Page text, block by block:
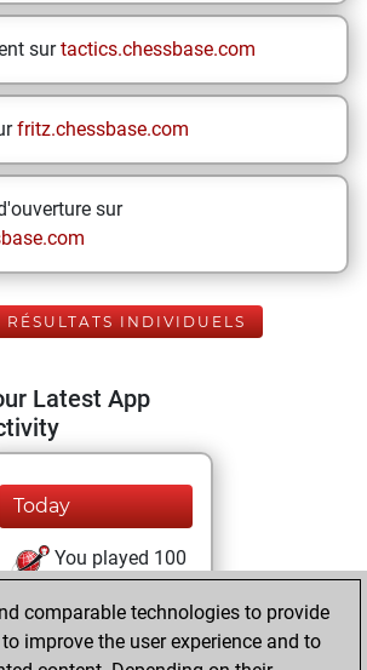
surtactics.chessbase.com
fritz.chessbase.com
sur
RÉSULTATS INDIVIDUELS
Latest App
Today
You played 100
You scored +38
=1 -61 in blitz
comparable technologies to provide
improve the user experience and to